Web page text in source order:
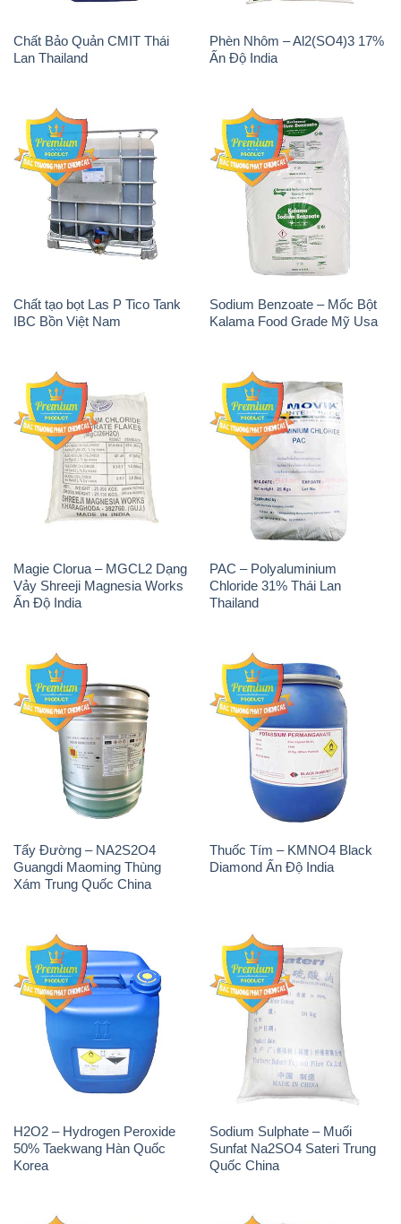
Chất Bảo Quản CMIT Thái
Lan Thailand
Phèn Nhôm – Al2(SO4)3 17%
Ấn Độ India
Chất tạo bọt Las P Tico Tank
IBC Bồn Việt Nam
Sodium Benzoate – Mốc Bột
Kalama Food Grade Mỹ Usa
Magie Clorua – MGCL2 Dạng
Vảy Shreeji Magnesia Works
Ấn Độ India
PAC – Polyaluminium
Chloride 31% Thái Lan
Thailand
Tẩy Đường – NA2S2O4
Guangdi Maoming Thùng
Xám Trung Quốc China
Thuốc Tím – KMNO4 Black
Diamond Ấn Độ India
H2O2 – Hydrogen Peroxide
50% Taekwang Hàn Quốc
Korea
Sodium Sulphate – Muối
Sunfat Na2SO4 Sateri Trung
Quốc China